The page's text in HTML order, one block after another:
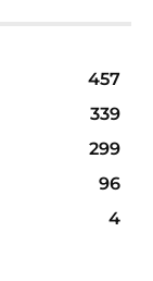
457
339
299
96
4